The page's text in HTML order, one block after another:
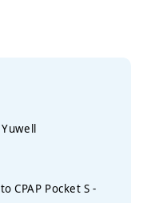
CPAP Pocket S -